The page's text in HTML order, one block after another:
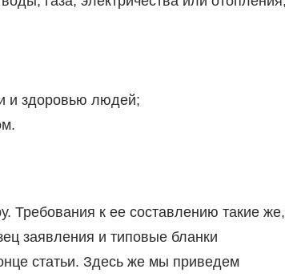
и здоровью людей;
Требования к ее составлению такие же,
заявления и типовые бланки
статьи. Здесь же мы приведем